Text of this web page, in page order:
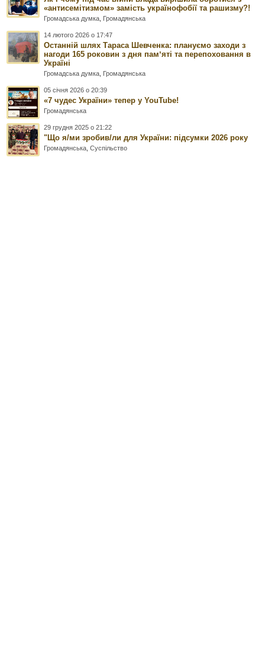
«антисемітизмом» замість українофобії та рашизму?!
Громадська думка Громадянська
14 лютого 2026 о 17:47
Останній шлях Тараса Шевченка: плануємо заходи з
нагоди 165 роковин з дня памʼяті та перепоховання в
Україні
Громадська думка Громадянська
05 січня 2026 о 20:39
«7 чудес України» тепер у YouTube!
Громадянська
29 грудня 2025 о 21:22
"Що я/ми зробив/ли для України: підсумки 2026 року
Громадянська ,Суспільство